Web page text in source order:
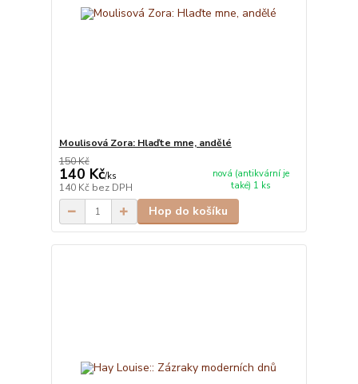
Moulisová Zora: Hlaďte mne, andělé
150 Kč
140 Kč/ks
140 Kč bez DPH
nová (antikvární je
také) 1 ks
Hop do košíku